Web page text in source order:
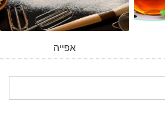
אפייה